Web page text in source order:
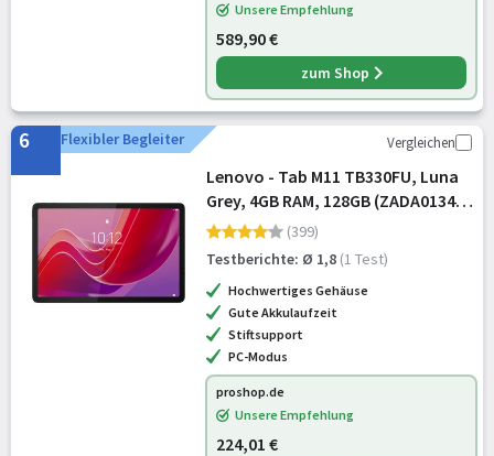
Unsere Empfehlung
589,90 €
zum Shop
6 Flexibler Begleiter Vergleichen
Lenovo - Tab M11 TB330FU, Luna
Grey, 4GB RAM, 128GB (ZADA0134SE
/ ZADA0217GR)
(399)
Testberichte: Ø 1,8 (1 Test)
Hochwertiges Gehäuse
Gute Akkulaufzeit
Stiftsupport
PC-Modus
proshop.de
Unsere Empfehlung
224,01 €